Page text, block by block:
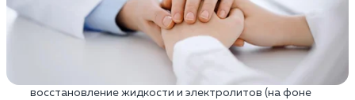
восстановление жидкости и электролитов (на фоне